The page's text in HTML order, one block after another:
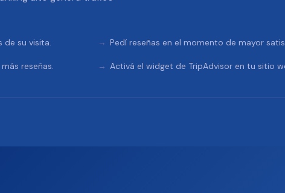
de su visita. Pedí reseñas en el momento de mayor
reseñas. Activá el widget de TripAdvisor en tu sitio